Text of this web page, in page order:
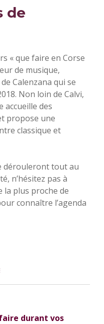
de
« que faire en Corse
de musique,
Calenzana qui se
Non loin de Calvi,
des
propose une
classique et
dérouleront tout au
n’hésitez pas à
la plus proche de
connaître l’agenda
durant vos